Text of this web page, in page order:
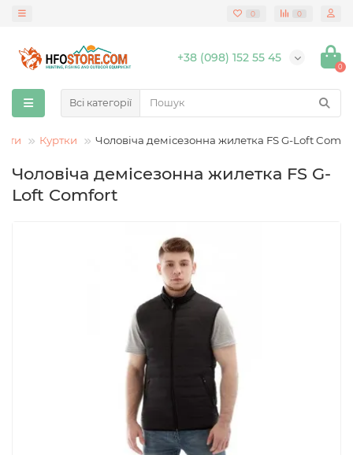
0 0
+38 (098) 152 55 45
0
Всі категорії
Куртки Чоловіча демісезонна жилетка FS G-Loft
Чоловіча демісезонна жилетка FS G-
Loft Comfort